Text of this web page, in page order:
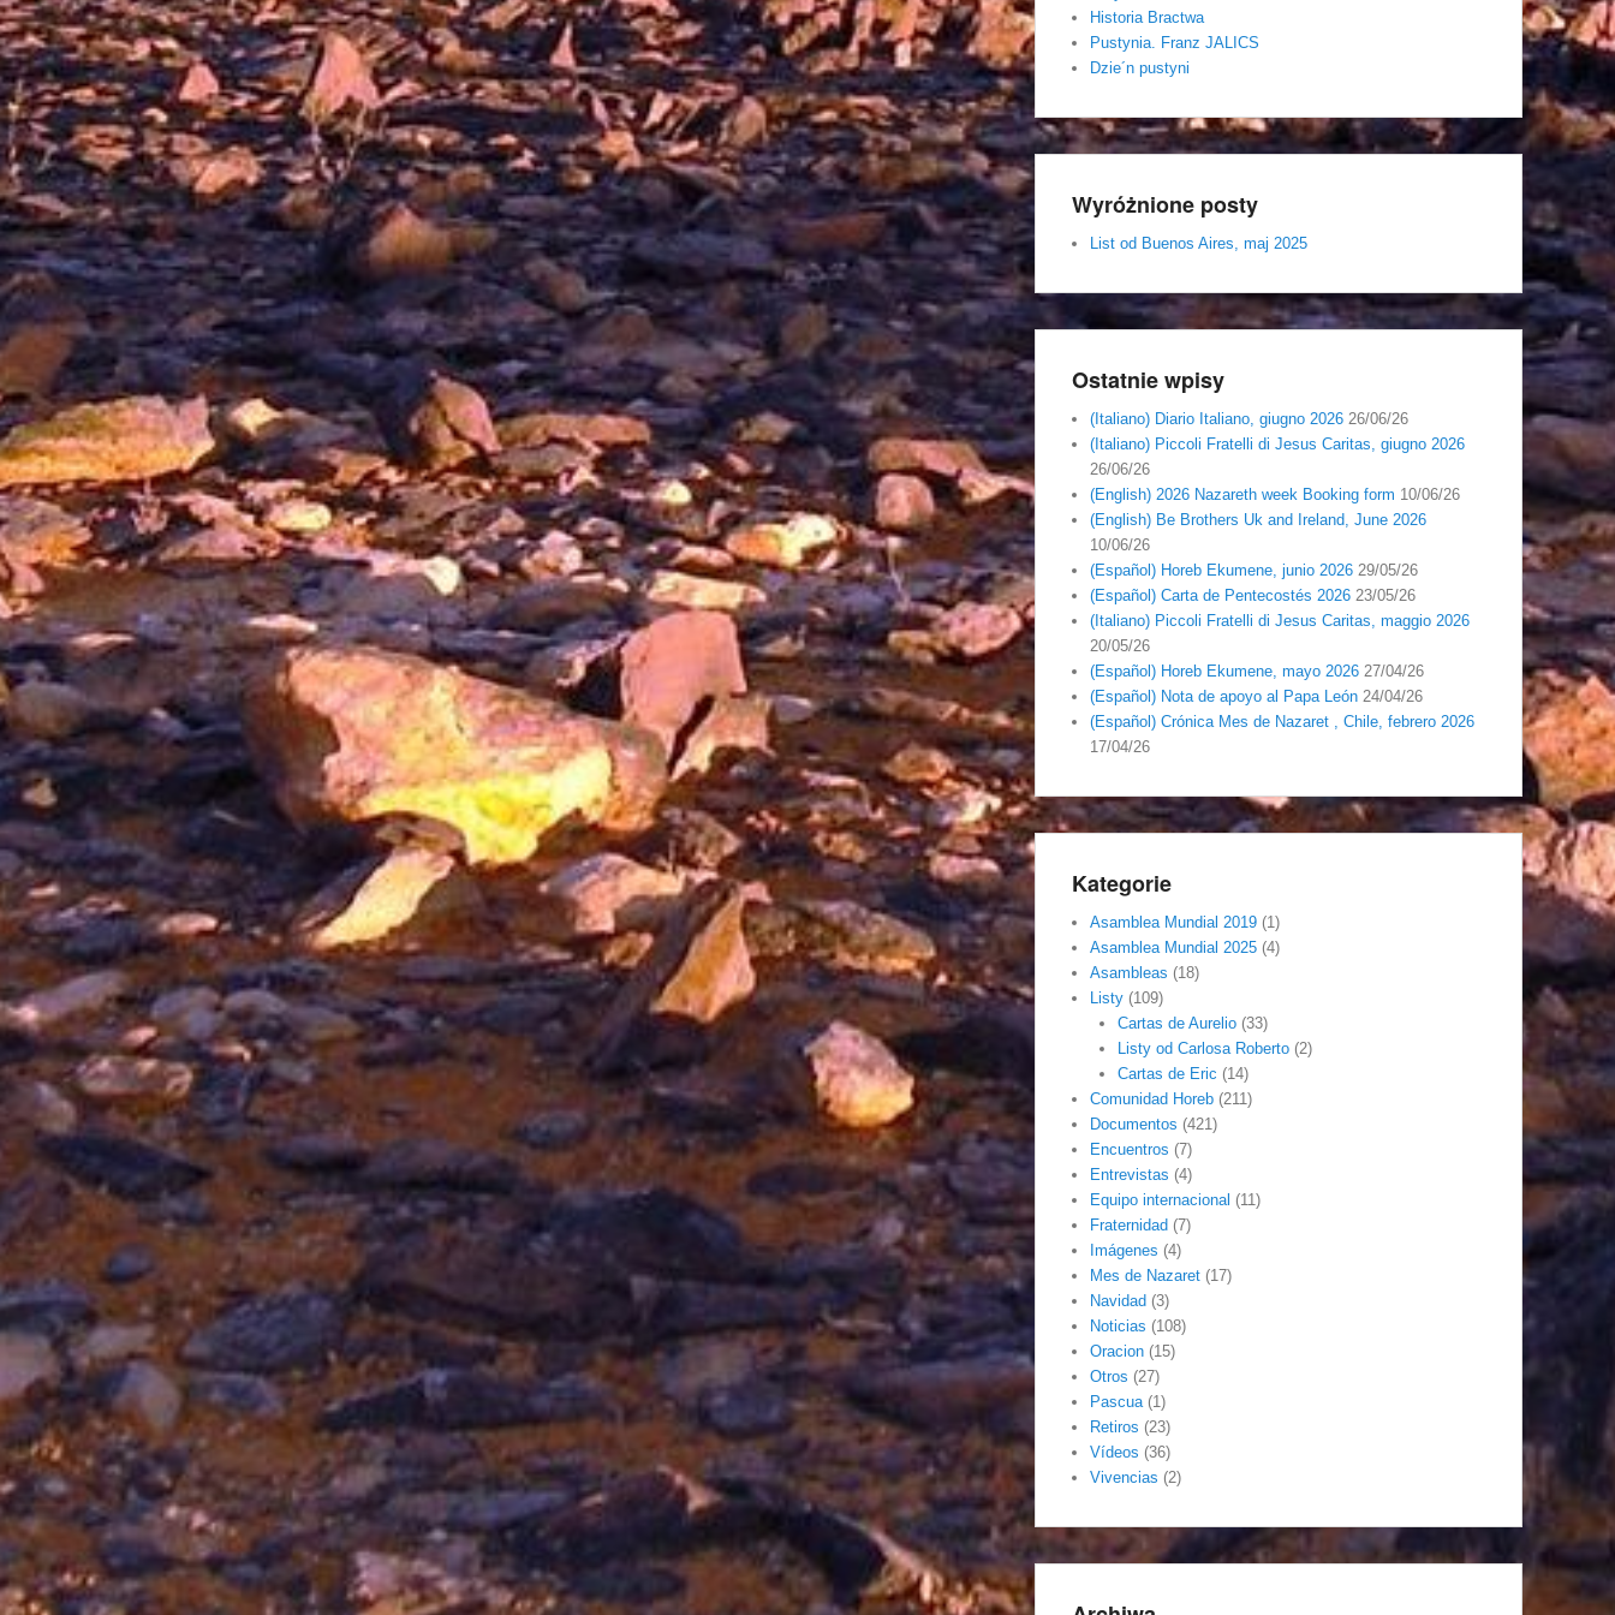
Historia Bractwa
Pustynia. Franz JALICS
Dzie´n pustyni
Wyróżnione posty
List od Buenos Aires, maj 2025
Ostatnie wpisy
(Italiano) Diario Italiano, giugno 2026 26/06/26
(Italiano) Piccoli Fratelli di Jesus Caritas, giugno 2026
26/06/26
(English) 2026 Nazareth week Booking form 10/06/26
(English) Be Brothers Uk and Ireland, June 2026
10/06/26
(Español) Horeb Ekumene, junio 2026 29/05/26
(Español) Carta de Pentecostés 2026 23/05/26
(Italiano) Piccoli Fratelli di Jesus Caritas, maggio 2026
20/05/26
(Español) Horeb Ekumene, mayo 2026 27/04/26
(Español) Nota de apoyo al Papa León 24/04/26
(Español) Crónica Mes de Nazaret , Chile, febrero 2026
17/04/26
Kategorie
Asamblea Mundial 2019 (1)
Asamblea Mundial 2025 (4)
Asambleas (18)
Listy (109)
Cartas de Aurelio(33)
Listy od Carlosa Roberto(2)
Cartas de Eric (14)
Comunidad Horeb (211)
Documentos (421)
Encuentros (7)
Entrevistas (4)
Equipo internacional (11)
Fraternidad (7)
Imágenes (4)
Mes de Nazaret (17)
Navidad (3)
Noticias (108)
Oracion (15)
Otros (27)
Pascua(1)
Retiros (23)
Vídeos (36)
Vivencias (2)